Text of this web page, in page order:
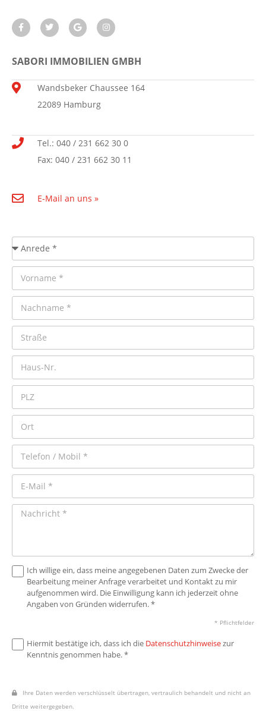
SABORI IMMOBILIEN GMBH
Wandsbeker Chaussee 164
22089 Hamburg
Tel.: 040 / 231 662 30 0
Fax: 040 / 231 662 30 11
E-Mail an uns »
Ich willige ein, dass meine angegebenen Daten zum Zwecke der
Bearbeitung meiner Anfrage verarbeitet und Kontakt zu mir
aufgenommen wird. Die Einwilligung kann ich jederzeit ohne
Angaben von Gründen widerrufen. *
* Pflichtfelder
Hiermit bestätige ich, dass ich die Datenschutzhinweisezur
Kenntnis genommen habe. *
Ihre Daten werden verschlüsselt übertragen, vertraulich behandelt und nicht an
Dritte weitergegeben.